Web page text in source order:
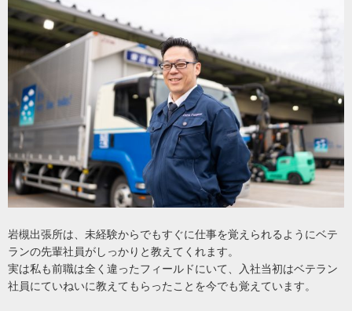
岩槻出張所は、未経験からでもすぐに仕事を覚えられるようにベテ
ランの先輩社員がしっかりと教えてくれます。
実は私も前職は全く違ったフィールドにいて、入社当初はベテラン
社員にていねいに教えてもらったことを今でも覚えています。